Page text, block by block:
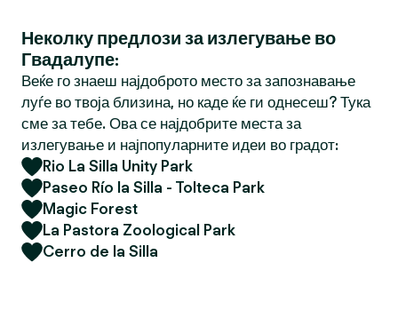
Неколку предлози за излегување во
Гвадалупе:
Веќе го знаеш најдоброто место за запознавање
луѓе во твоја близина, но каде ќе ги однесеш? Тука
сме за тебе. Ова се најдобрите места за
излегување и најпопуларните идеи во градот:
Rio La Silla Unity Park
Paseo Río la Silla - Tolteca Park
Magic Forest
La Pastora Zoological Park
Cerro de la Silla